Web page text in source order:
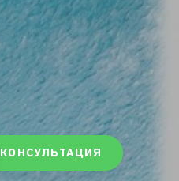
КОНСУЛЬТАЦИЯ